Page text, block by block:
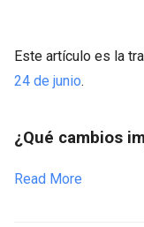
Este artículo es la
24 de junio.
¿Qué cambios
Read More